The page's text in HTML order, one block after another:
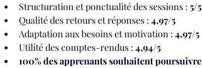
Structuration et ponctualité des sessions : 5/5
Qualité des retours et réponses : 4,97/5
Adaptation aux besoins et motivation : 4,97/5
Utilité des comptes-rendus : 4,94/5
100% des apprenants souhaitent poursuivre